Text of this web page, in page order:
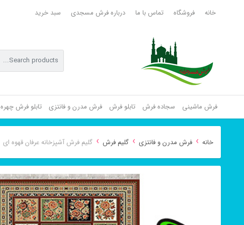
خانه فروشگاه تماس با ما درباره فرش مسجدی سبد خرید
فرش ماشینی سجاده فرش تابلو فرش فرش مدرن و فانتزی تابلو فرش چهره
خانه › فرش مدرن و فانتزی › گلیم فرش › گلیم فرش آشپزخانه عرفان قهوه ای